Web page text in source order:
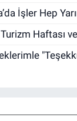
İşler Hep
Haftası